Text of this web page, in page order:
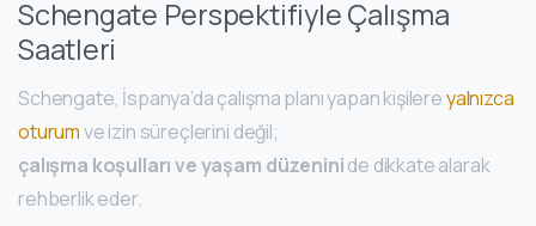
Schengate Perspektifiyle Çalışma
Saatleri
Schengate, İspanya’da çalışma planı yapan kişilereyalnızca
oturumve izin süreçlerini değil;
çalışma koşulları ve yaşam düzeninide dikkate alarak
rehberlik eder.